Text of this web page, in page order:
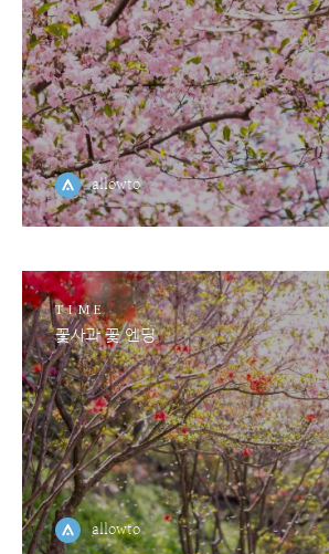
allowto
TIME
꽃사과 꽃 엔딩
allowto